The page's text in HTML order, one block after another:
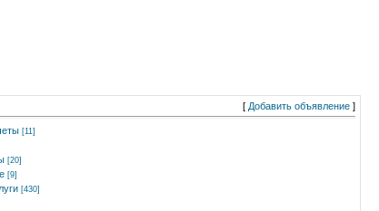
[ Добавить объявление ]
[11]
[20]
[9]
[430]